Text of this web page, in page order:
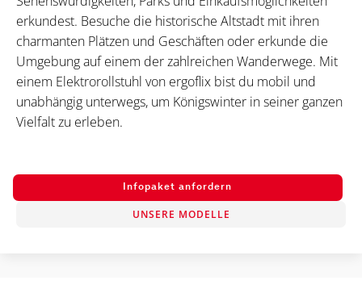
erkundest. Besuche die historische Altstadt mit ihren
charmanten Plätzen und Geschäften oder erkunde die
Umgebung auf einem der zahlreichen Wanderwege. Mit
einem Elektrorollstuhl von ergoflix bist du mobil und
unabhängig unterwegs, um Königswinter in seiner ganzen
Vielfalt zu erleben.
Infopaket anfordern
UNSERE MODELLE